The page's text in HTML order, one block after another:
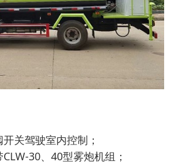
关驾驶室内控制；
30、40型雾炮机组；